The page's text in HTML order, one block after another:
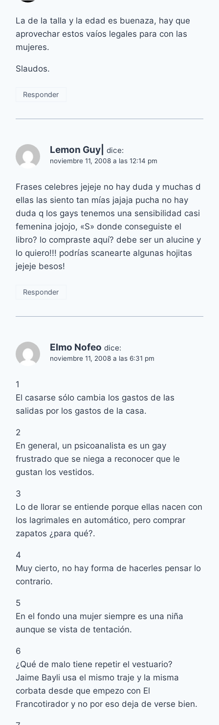
La de la talla y la edad es buenaza, hay que
aprovechar estos vaíos legales para con las
mujeres.
Slaudos.
Responder
Lemon Guy| dice:
noviembre 11, 2008 a las 12:14 pm
Frases celebres jejeje no hay duda y muchas d
ellas las siento tan mías jajaja pucha no hay
duda q los gays tenemos una sensibilidad casi
femenina jojojo, «S» donde conseguiste el
libro? lo compraste aquí? debe ser un alucine y
lo quiero!!! podrías scanearte algunas hojitas
jejeje besos!
Responder
Elmo Nofeo dice:
noviembre 11, 2008 a las 6:31 pm
1
El casarse sólo cambia los gastos de las
salidas por los gastos de la casa.
2
En general, un psicoanalista es un gay
frustrado que se niega a reconocer que le
gustan los vestidos.
3
Lo de llorar se entiende porque ellas nacen con
los lagrimales en automático, pero comprar
zapatos ¿para qué?.
4
Muy cierto, no hay forma de hacerles pensar lo
contrario.
5
En el fondo una mujer siempre es una niña
aunque se vista de tentación.
6
¿Qué de malo tiene repetir el vestuario?
Jaime Bayli usa el mismo traje y la misma
corbata desde que empezo con El
Francotirador y no por eso deja de verse bien.